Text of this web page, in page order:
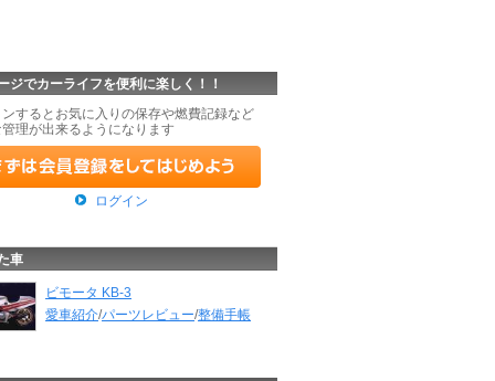
ジでカーライフを便利に楽しく！！
するとお気に入りの保存や燃費記録など
理が出来るようになります
ログイン
車
ビモータ KB-3
愛車紹介/パーツレビュー/整備手帳